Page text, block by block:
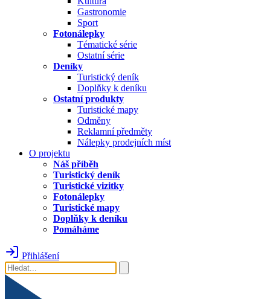
Gastronomie
Sport
Fotonálepky
Tématické série
Ostatní série
Deníky
Turistický deník
Doplňky k deníku
Ostatní produkty
Turistické mapy
Odměny
Reklamní předměty
Nálepky prodejních míst
O projektu
Náš příběh
Turistický deník
Turistické vizitky
Fotonálepky
Turistické mapy
Doplňky k deníku
Pomáháme
Přihlášení